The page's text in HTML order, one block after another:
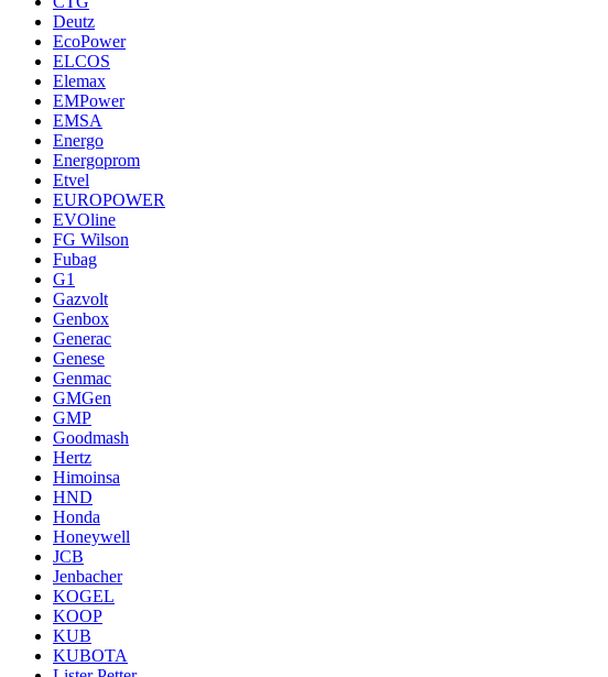
Deutz
EcoPower
ELCOS
Elemax
EMPower
EMSA
Energo
Energoprom
Etvel
EUROPOWER
EVOline
FG Wilson
Fubag
G1
Gazvolt
Genbox
Generac
Genese
Genmac
GMGen
GMP
Goodmash
Hertz
Himoinsa
HND
Honda
Honeywell
JCB
Jenbacher
KOGEL
KOOP
KUB
KUBOTA